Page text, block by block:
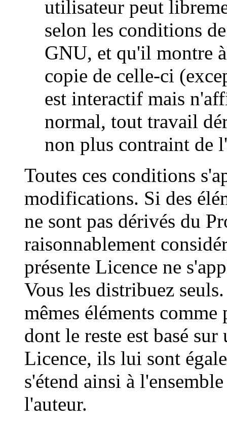
utilisateur peut
selon les conditions
GNU, et qu'il montre
copie de celle-ci
est interactif mais
normal, tout travail
non plus contraint de
Toutes ces conditions
modifications. Si des
ne sont pas dérivés du
raisonnablement
présente Licence ne
Vous les distribuez
mêmes éléments
dont le reste est basé
Licence, ils lui sont
s'étend ainsi à
l'auteur.